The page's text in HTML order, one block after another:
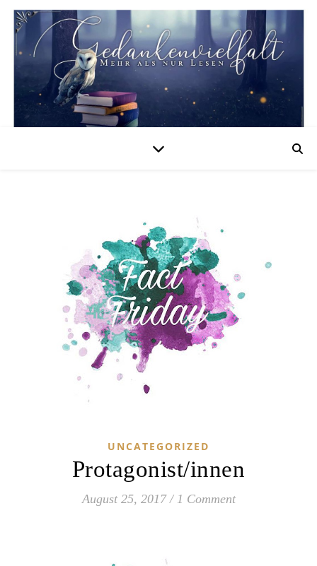
UNCATEGORIZED
Protagonist/innen
August 25, 2017 / 1 Comment